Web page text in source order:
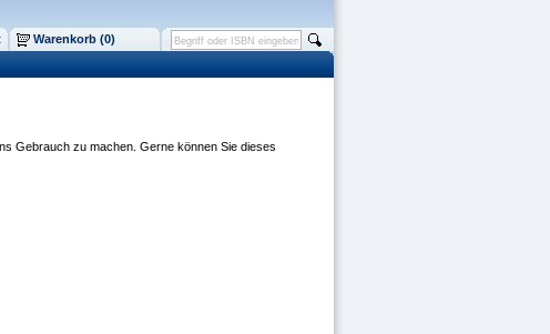
Warenkorb (0)
Gebrauch zu machen. Gerne können Sie dieses